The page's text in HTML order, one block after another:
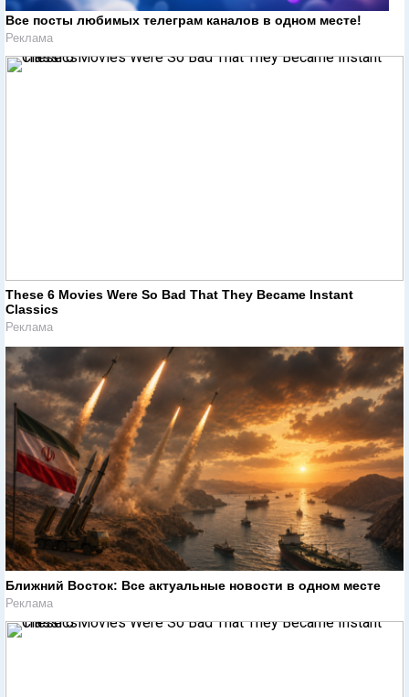
Все посты любимых телеграм каналов в одном месте!
Реклама
These 6 Movies Were So Bad That They Became Instant
Classics
Реклама
Ближний Восток: Все актуальные новости в одном месте
Реклама